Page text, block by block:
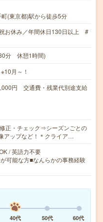
(東京都)駅から徒歩5分
お休み／年間休日130日以上 #
分 休憩1時間)
月～！
円 交通費・残業代別途支給
正・チェック⇒シーズンごとの
アップなど！＊クライア…
/ 英語力不要
可能な方■なんらかの事務経験
40代 50代
60代